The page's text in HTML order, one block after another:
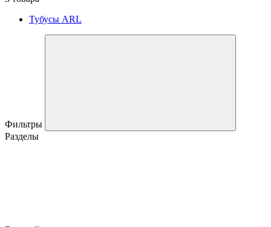
Тубусы ARL
Фильтры
Разделы